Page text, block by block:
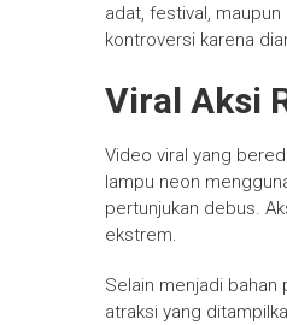
adat, festival,
kontroversi karena
Viral Aksi
Video viral yang
lampu neon
pertunjukan debus.
ekstrem.
Selain menjadi
atraksi yang